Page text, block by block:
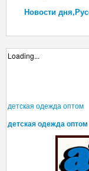
Новости
Loading...
детская одежда оптом
детская одежда оптом